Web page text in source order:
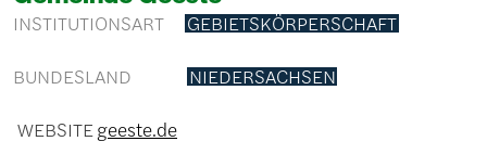
INSTITUTIONSART GEBIETSKÖRPERSCHAFT
BUNDESLAND NIEDERSACHSEN
WEBSITEgeeste.de